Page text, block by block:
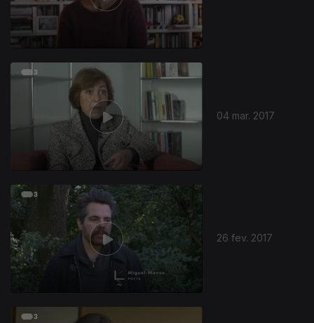
04 mar. 2017
26 fev. 2017